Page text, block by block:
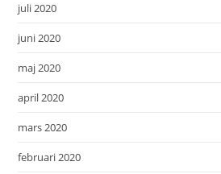
juli 2020
juni 2020
maj 2020
april 2020
mars 2020
februari 2020